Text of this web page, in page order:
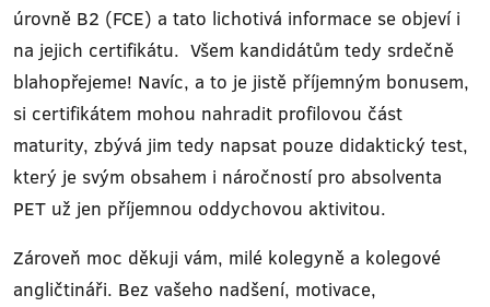
úrovně B2 (FCE) a tato lichotivá informace se objeví i
na jejich certifikátu. Všem kandidátům tedy srdečně
blahopřejeme! Navíc, a to je jistě příjemným bonusem,
si certifikátem mohou nahradit profilovou část
maturity, zbývá jim tedy napsat pouze didaktický test,
který je svým obsahem i náročností pro absolventa
PET už jen příjemnou oddychovou aktivitou.
Zároveň moc děkuji vám, milé kolegyně a kolegové
angličtináři. Bez vašeho nadšení, motivace,